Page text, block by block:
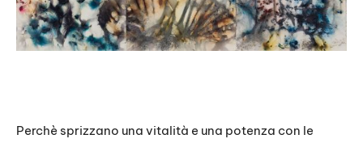
Perchè sprizzano una vitalità e una potenza con le